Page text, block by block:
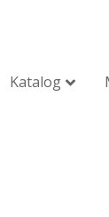
Katalog